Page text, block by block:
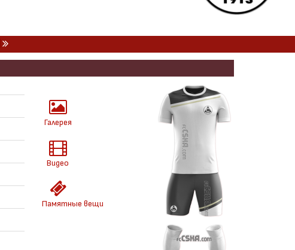
Галерея
Видео
Памятные вещи